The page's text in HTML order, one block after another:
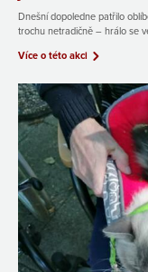
Dnešní dopoledne patřilo
trochu netradičně – hrálo se
Více o této akci